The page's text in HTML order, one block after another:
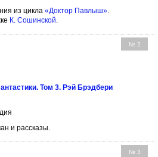
из цикла «Доктор Павлыш».
К. Сошинской.
№ 2
Том 3. Рэй Брэдбери
и рассказы.
№ 3